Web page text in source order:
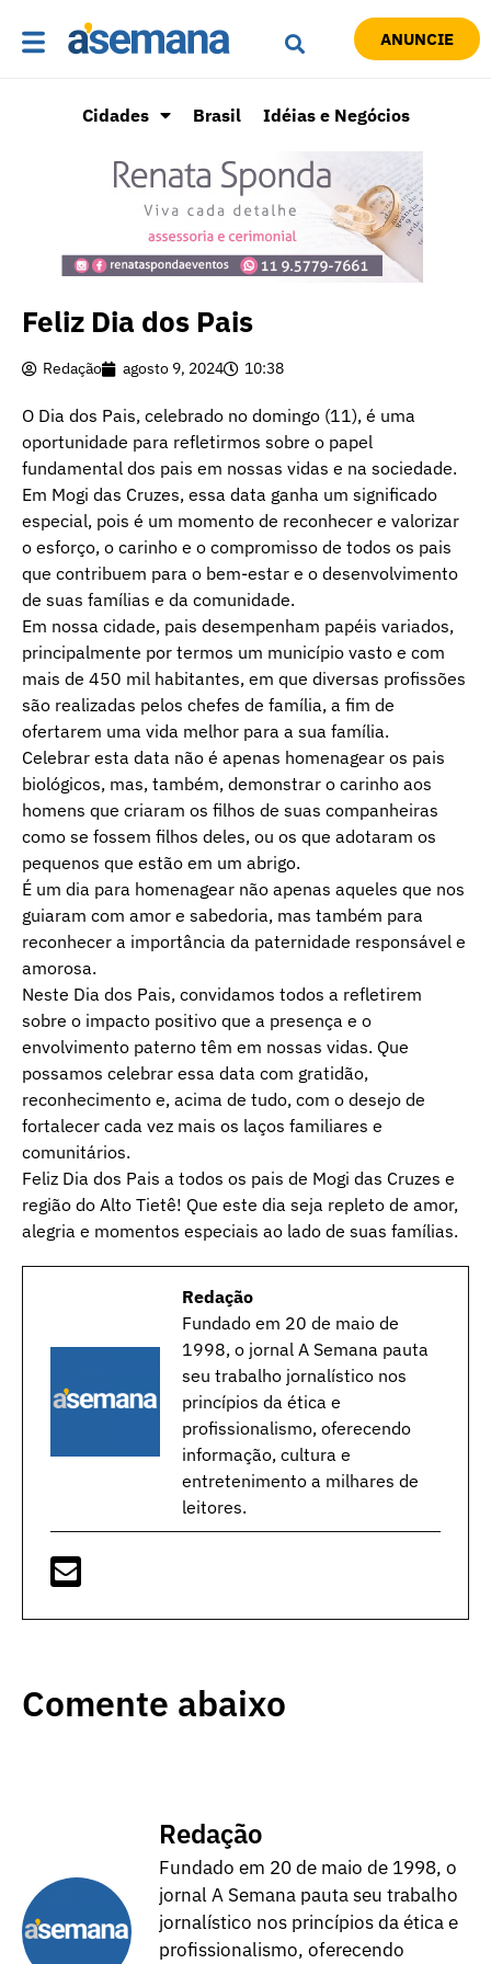
ANUNCIE
Cidades Brasil Idéias e Negócios
Feliz Dia dos Pais
Redação agosto 9, 2024 10:38
O Dia dos Pais, celebrado no domingo (11), é uma
oportunidade para refletirmos sobre o papel
fundamental dos pais em nossas vidas e na sociedade.
Em Mogi das Cruzes, essa data ganha um significado
especial, pois é um momento de reconhecer e valorizar
o esforço, o carinho e o compromisso de todos os pais
que contribuem para o bem-estar e o desenvolvimento
de suas famílias e da comunidade.
Em nossa cidade, pais desempenham papéis variados,
principalmente por termos um município vasto e com
mais de 450 mil habitantes, em que diversas profissões
são realizadas pelos chefes de família, a fim de
ofertarem uma vida melhor para a sua família.
Celebrar esta data não é apenas homenagear os pais
biológicos, mas, também, demonstrar o carinho aos
homens que criaram os filhos de suas companheiras
como se fossem filhos deles, ou os que adotaram os
pequenos que estão em um abrigo.
É um dia para homenagear não apenas aqueles que nos
guiaram com amor e sabedoria, mas também para
reconhecer a importância da paternidade responsável e
amorosa.
Neste Dia dos Pais, convidamos todos a refletirem
sobre o impacto positivo que a presença e o
envolvimento paterno têm em nossas vidas. Que
possamos celebrar essa data com gratidão,
reconhecimento e, acima de tudo, com o desejo de
fortalecer cada vez mais os laços familiares e
comunitários.
Feliz Dia dos Pais a todos os pais de Mogi das Cruzes e
região do Alto Tietê! Que este dia seja repleto de amor,
alegria e momentos especiais ao lado de suas famílias.
Redação
Fundado em 20 de maio de
1998, o jornal A Semana pauta
seu trabalho jornalístico nos
princípios da ética e
profissionalismo, oferecendo
informação, cultura e
entretenimento a milhares de
leitores.
Comente abaixo
Redação
Fundado em 20 de maio de 1998, o
jornal A Semana pauta seu trabalho
jornalístico nos princípios da ética e
profissionalismo, oferecendo